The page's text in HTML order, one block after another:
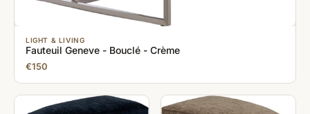
LIGHT & LIVING
Fauteuil Geneve - Bouclé - Crème
€150